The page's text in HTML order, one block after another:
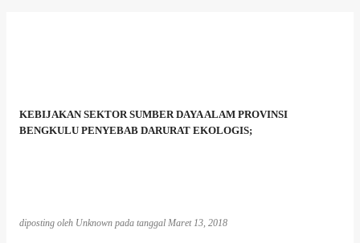
KEBIJAKAN SEKTOR SUMBER DAYA ALAM PROVINSI
BENGKULU PENYEBAB DARURAT EKOLOGIS;
diposting oleh Unknown pada tanggal Maret 13, 2018